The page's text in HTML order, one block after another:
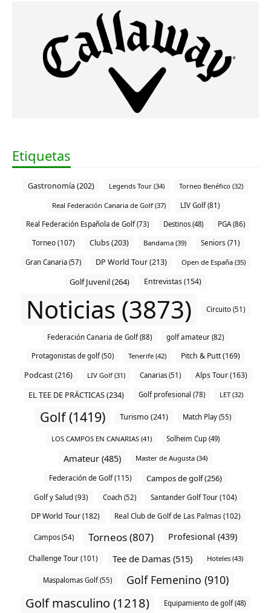
Etiquetas
Gastronomía (202) Legends Tour (34) Torneo Benéfico (32)
Real Federación Canaria de Golf (37) LIV Golf (81)
Real Federación Española de Golf (73) Destinos (48) PGA (86)
Torneo (107) Clubs (203) Bandama (39) Seniors (71)
Gran Canaria (57) DP World Tour (213) Open de España (35)
Golf Juvenil (264) Entrevistas (154)
Noticias (3873) Circuito (51)
Federación Canaria de Golf (88) golf amateur (82)
Protagonistas de golf (50) Tenerife (42)
Pitch & Putt (169)
Podcast (216)
LIV Golf (31) Canarias (51) Alps Tour (163)
EL TEE DE PRÁCTICAS (234) Golf profesional (78) LET (32)
Golf (1419) Turismo (241) Match Play (55)
LOS CAMPOS EN CANARIAS (41) Solheim Cup (49)
Amateur (485) Master de Augusta (34)
Federación de Golf (115) Campos de golf (256)
Golf y Salud (93) Coach (52) Santander Golf Tour (104)
DP World Tour (182) Real Club de Golf de Las Palmas (102)
Campos (54) Torneos (807) Profesional (439)
Challenge Tour (101) Tee de Damas (515) Hoteles (43)
Maspalomas Golf (55) Golf Femenino (910)
Golf masculino (1218) Equipamiento de golf (48)